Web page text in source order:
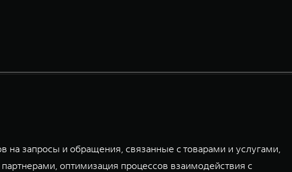
на запросы и обращения, связанные с товарами и услугами,
оптимизация процессов взаимодействия с